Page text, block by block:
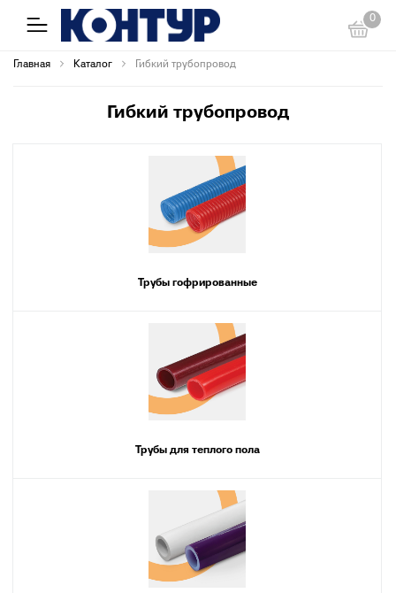
0
Главная Каталог Гибкий трубопровод
Гибкий трубопровод
Трубы гофрированные
Трубы для теплого пола